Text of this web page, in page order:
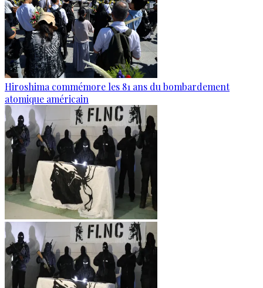
Hiroshima commémore les 81 ans du bombardement
atomique américain